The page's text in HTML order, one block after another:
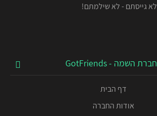
לא גייסתם - לא שילמתם!
חברת השמה - GotFriends
דף הבית
אודות החברה